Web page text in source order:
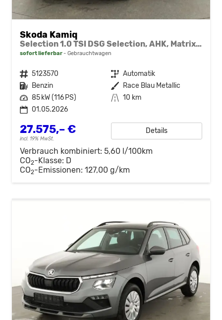
Skoda Kamiq
Selection 1.0 TSI DSG Selection, AHK, Matrix, Kamera, Ladeboden, Winter
sofort lieferbar Gebrauchtwagen
Fahrzeugnr. 5123570 Getriebe Automatik
Kraftstoff Benzin Außenfarbe Race Blau Metallic
Leistung 85 kW (116 PS) Kilometerstand 10 km
01.05.2026
27.575,– €
incl. 19% MwSt.
Details
Verbrauch kombiniert: 5,60 l/100km
CO2-Klasse: D
CO2-Emissionen: 127,00 g/km